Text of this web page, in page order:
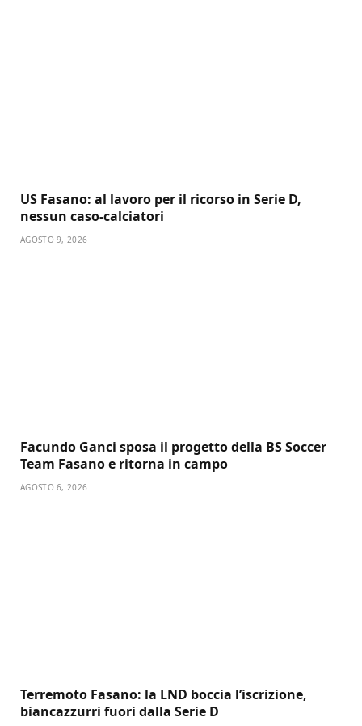
US Fasano: al lavoro per il ricorso in Serie D,
nessun caso-calciatori
AGOSTO 9, 2026
Facundo Ganci sposa il progetto della BS Soccer
Team Fasano e ritorna in campo
AGOSTO 6, 2026
Terremoto Fasano: la LND boccia l’iscrizione,
biancazzurri fuori dalla Serie D